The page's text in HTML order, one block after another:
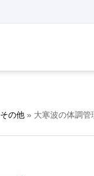
その他 » 大寒波の体調